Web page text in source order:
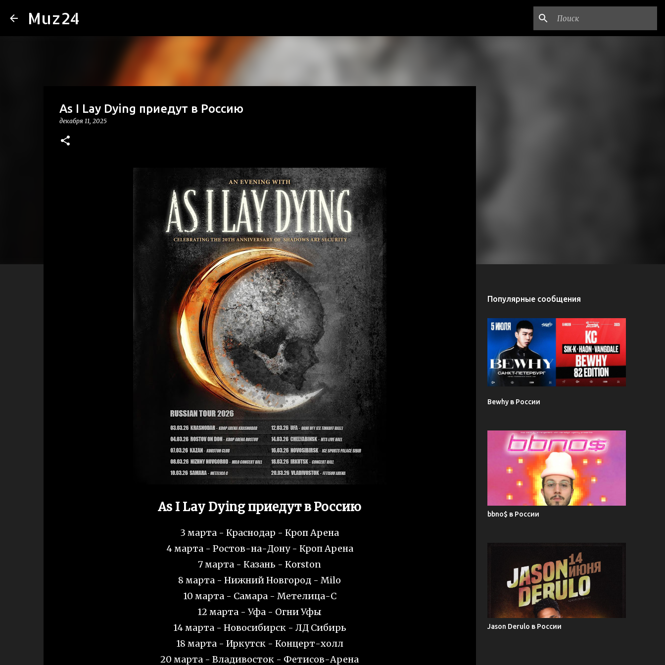
Muz24
As I Lay Dying приедут в Россию
декабря 11, 2025
As I Lay Dying приедут в Россию
3 марта - Краснодар - Кроп Арена
4 марта - Ростов-на-Дону - Кроп Арена
7 марта - Казань - Korston
8 марта - Нижний Новгород - Milo
10 марта - Самара - Метелица-C
12 марта - Уфа - Огни Уфы
14 марта - Новосибирск - ЛД Сибирь
18 марта - Иркутск - Концерт-холл
20 марта - Владивосток - Фетисов-Арена
Популярные сообщения
Bewhy в России
bbno$ в России
Jason Derulo в России